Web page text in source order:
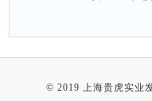
© 2019 上海贵虎实业